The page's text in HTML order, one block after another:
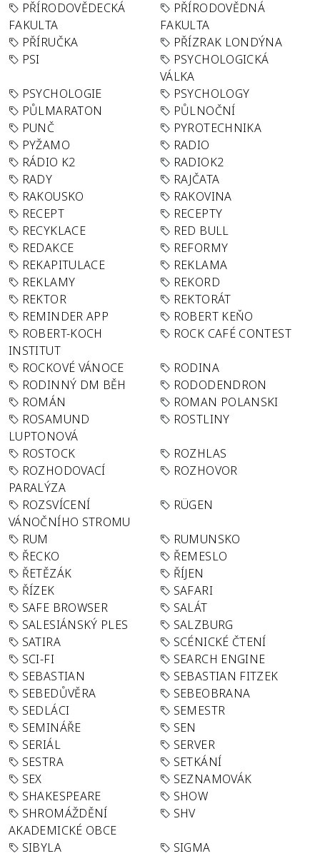
PŘÍRODOVĚDECKÁ
FAKULTA
PŘÍRODOVĚDNÁ
FAKULTA
PŘÍRUČKA
PŘÍZRAK LONDÝNA
PSI
PSYCHOLOGICKÁ
VÁLKA
PSYCHOLOGIE
PSYCHOLOGY
PŮLMARATON
PŮLNOČNÍ
PUNČ
PYROTECHNIKA
PYŽAMO
RADIO
RÁDIO K2
RADIOK2
RADY
RAJČATA
RAKOUSKO
RAKOVINA
RECEPT
RECEPTY
RECYKLACE
RED BULL
REDAKCE
REFORMY
REKAPITULACE
REKLAMA
REKLAMY
REKORD
REKTOR
REKTORÁT
REMINDER APP
ROBERT KEŇO
ROBERT-KOCH
INSTITUT
ROCK CAFÉ CONTEST
ROCKOVÉ VÁNOCE
RODINA
RODINNÝ DM BĚH
RODODENDRON
ROMÁN
ROMAN POLANSKI
ROSAMUND
LUPTONOVÁ
ROSTLINY
ROSTOCK
ROZHLAS
ROZHODOVACÍ
PARALÝZA
ROZHOVOR
ROZSVÍCENÍ
VÁNOČNÍHO STROMU
RÜGEN
RUM
RUMUNSKO
ŘECKO
ŘEMESLO
ŘETĚZÁK
ŘÍJEN
ŘÍZEK
SAFARI
SAFE BROWSER
SALÁT
SALESIÁNSKÝ PLES
SALZBURG
SATIRA
SCÉNICKÉ ČTENÍ
SCI-FI
SEARCH ENGINE
SEBASTIAN
SEBASTIAN FITZEK
SEBEDŮVĚRA
SEBEOBRANA
SEDLÁCI
SEMESTR
SEMINÁŘE
SEN
SERIÁL
SERVER
SESTRA
SETKÁNÍ
SEX
SEZNAMOVÁK
SHAKESPEARE
SHOW
SHROMÁŽDĚNÍ
AKADEMICKÉ OBCE
SHV
SIBYLA
SIGMA